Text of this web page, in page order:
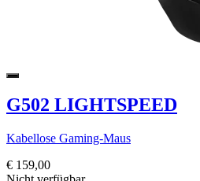
G502 LIGHTSPEED
Kabellose Gaming-Maus
€ 159,00